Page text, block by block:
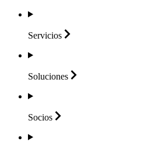
Servicios
Soluciones
Socios